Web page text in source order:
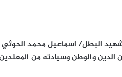
البطل/ اسماعيل محمد
والوطن وسيادته من